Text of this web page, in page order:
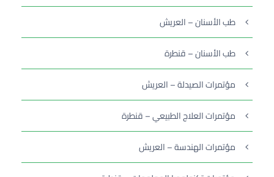
طب الأسنان – العريش
طب الأسنان – قنطرة
مؤتمرات الصيدلة – العريش
مؤتمرات العلاج الطبيعي – قنطرة
مؤتمرات الهندسة – العريش